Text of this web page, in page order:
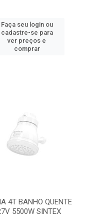
Faça seu login ou
cadastre-se para
ver preços e
comprar
4T BANHO QUENTE
5500W SINTEX